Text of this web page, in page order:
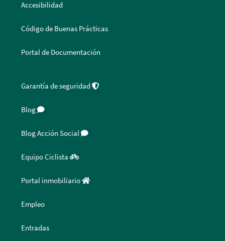
Accesibilidad
Código de Buenas Prácticas
Portal de Documentación
Garantía de seguridad
Blog
Blog Acción Social
Equipo Ciclista
Portal inmobiliario
Empleo
Entradas